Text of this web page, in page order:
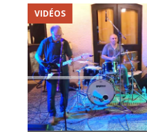
VIDÉOS